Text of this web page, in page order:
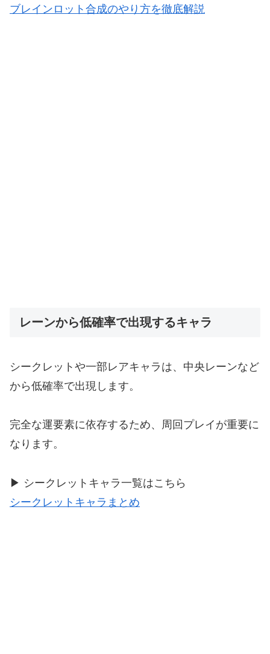
ブレインロット合成のやり方を徹底解説
レーンから低確率で出現するキャラ
シークレットや一部レアキャラは、中央レーンなど
から低確率で出現します。
完全な運要素に依存するため、周回プレイが重要に
なります。
▶ シークレットキャラ一覧はこちら
シークレットキャラまとめ